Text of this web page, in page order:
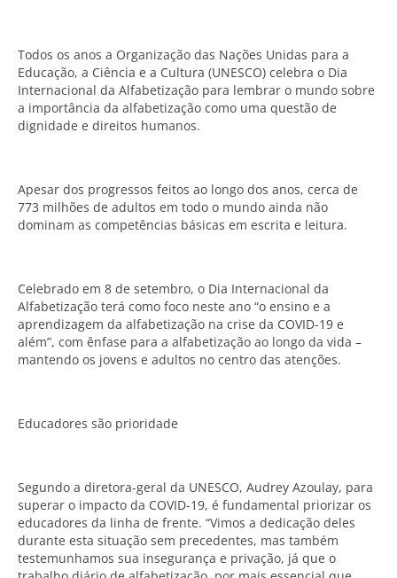
Todos os anos a Organização das Nações Unidas para a
Educação, a Ciência e a Cultura (UNESCO) celebra o Dia
Internacional da Alfabetização para lembrar o mundo sobre
a importância da alfabetização como uma questão de
dignidade e direitos humanos.
Apesar dos progressos feitos ao longo dos anos, cerca de
773 milhões de adultos em todo o mundo ainda não
dominam as competências básicas em escrita e leitura.
Celebrado em 8 de setembro, o Dia Internacional da
Alfabetização terá como foco neste ano “o ensino e a
aprendizagem da alfabetização na crise da COVID-19 e
além”, com ênfase para a alfabetização ao longo da vida –
mantendo os jovens e adultos no centro das atenções.
Educadores são prioridade
Segundo a diretora-geral da UNESCO, Audrey Azoulay, para
superar o impacto da COVID-19, é fundamental priorizar os
educadores da linha de frente. “Vimos a dedicação deles
durante esta situação sem precedentes, mas também
testemunhamos sua insegurança e privação, já que o